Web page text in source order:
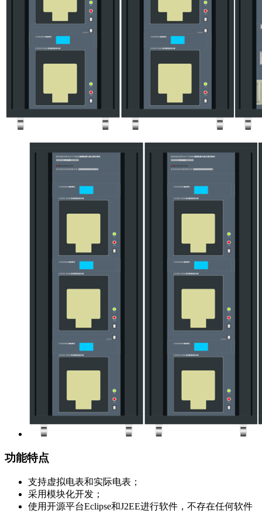
功能特点
支持虚拟电表和实际电表；
采用模块化开发；
使用开源平台Eclipse和J2EE进行软件，不存在任何软件